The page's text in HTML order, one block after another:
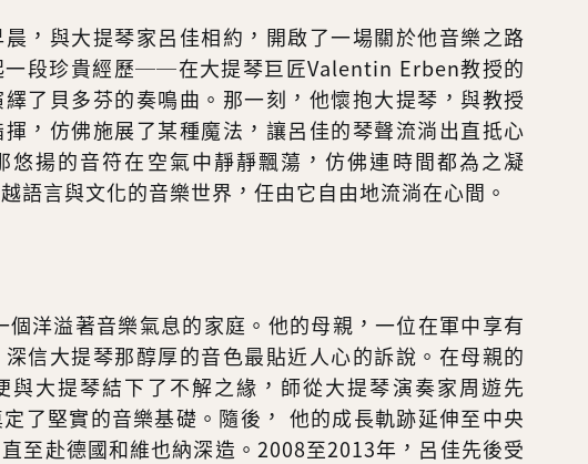
，與大提琴家呂佳相約，開啟了一場關於他音樂之路
一段珍貴經歷──在大提琴巨匠Valentin Erben教授的
了貝多芬的奏鳴曲。那一刻，他懷抱大提琴，與教授
，仿佛施展了某種魔法，讓呂佳的琴聲流淌出直抵心
悠揚的音符在空氣中靜靜飄蕩，仿佛連時間都為之凝
語言與文化的音樂世界，任由它自由地流淌在心間。
個洋溢著音樂氣息的家庭。他的母親，一位在軍中享有
信大提琴那醇厚的音色最貼近人心的訴說。在母親的
與大提琴結下了不解之緣，師從大提琴演奏家周遊先
了堅實的音樂基礎。隨後， 他的成長軌跡延伸至中央
至赴德國和維也納深造。2008至2013年，呂佳先後受